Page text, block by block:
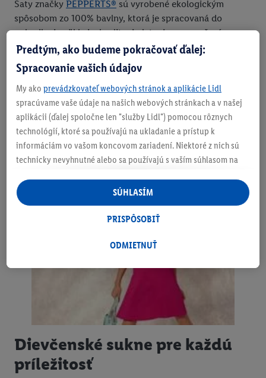
Šaty značky PEPPERTS® sú vyrobené ekologickým
spôsobom zo 100% bavlny, ktorá je spracovaná do
pohodlnej, mäkkej a kvalitnej pleteniny s označením
Single-Jersey. Vybrať si môžete z viacerých farebných
prevedení i z viacerých strihov.
vyznačujú športovou eleganciou v tvare A-strihu a hodia
sa ako na letné prechádzky a pláž, tak aj na niektoré
druhy športov ako je napríklad tenis.
Dievčenské sukne pre každú
príležitosť
Predtým, ako budeme pokračovať ďalej:
Spracovanie vašich údajov
My ako prevádzkovateľ webových stránok a aplikácie Lidl
spracúvame vaše údaje na našich webových stránkach a v našej
aplikácii (ďalej spoločne len "služby Lidl") pomocou rôznych
technológií, ktoré sa používajú na ukladanie a prístup k
informáciám vo vašom koncovom zariadení. Niektoré z nich sú
technicky nevyhnutné alebo sa používajú s vaším súhlasom na
personalizovanú reklamu v rámci služieb Lidl aj mimo nich. Ak
ste účastníkom programu Lidl Plus, na tieto účely sa spracúvajú
aj údaje z vášho nákupného správania v obchode.
následne si vytvoríte účet Lidl Plus alebo sa prihlásite do svojho
tiež vytvoriť špeciálny online identifikátor z e-mailovej adresy,
ktorú tam uvediete, aby sme vás mohli rozpoznať v službách
prevádzkovaných tretími stranami a zobrazovať vám
personalizovanú reklamu. Na tento účel môže byť vaša
alebo identifikátormi, ktoré vám spoločnosť Criteo SA pridelila.
Ak s tým súhlasíte, reklamy v súvislosti s retargetingom, t. j.
reklamy na produkty, o ktoré ste prejavili záujem (napr.
ODMIETNUŤ
PRISPÔSOBIŤ
SÚHLASÍM